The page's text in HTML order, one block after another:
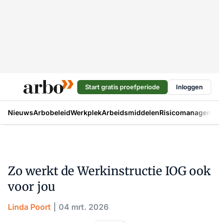
Start gratis proefperiode Inloggen
NieuwsArbobeleidWerkplekArbeidsmiddelen
Zo werkt de Werkinstructie IOG ook
voor jou
Linda Poort 04 mrt. 2026